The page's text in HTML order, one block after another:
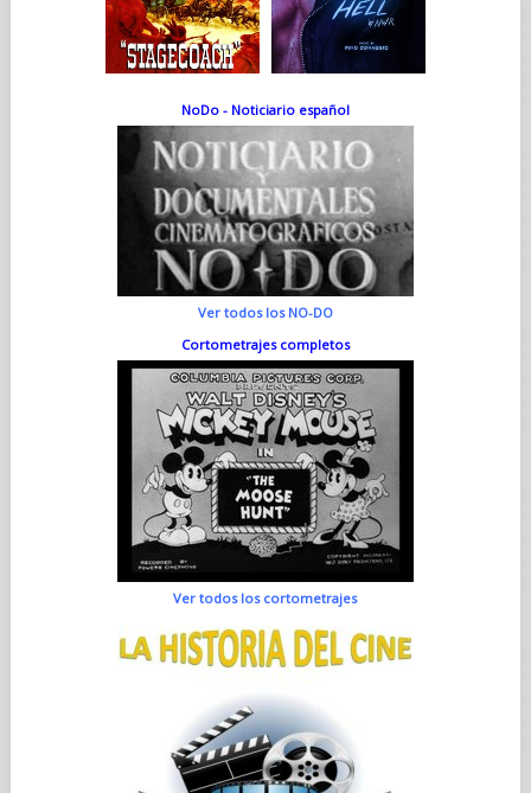
NoDo - Noticiario español
Ver todos los NO-DO
Cortometrajes completos
Ver todos los cortometrajes